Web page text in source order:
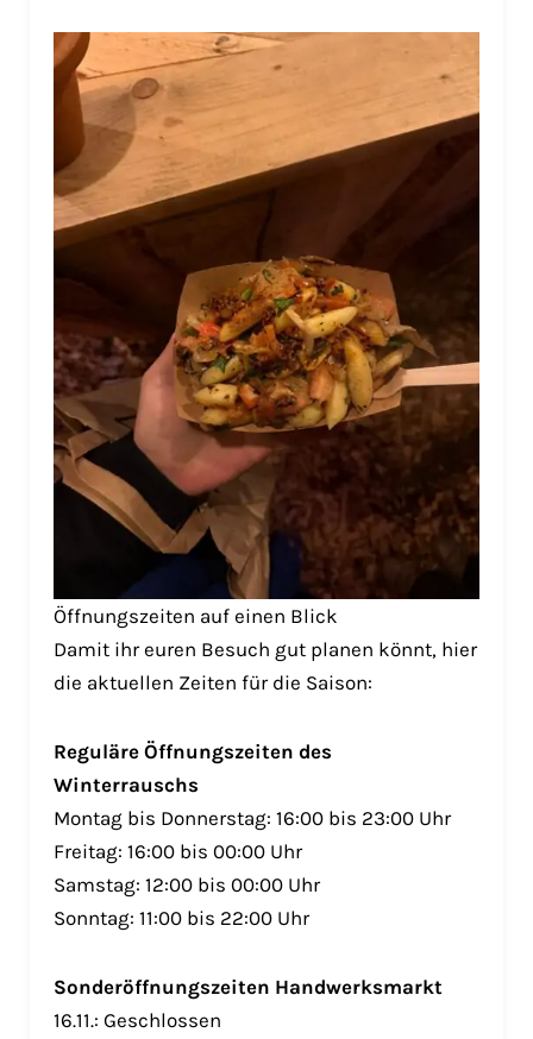
Öffnungszeiten auf einen Blick
Damit ihr euren Besuch gut planen könnt, hier
die aktuellen Zeiten für die Saison:
Reguläre Öffnungszeiten des
Winterrauschs
Montag bis Donnerstag: 16:00 bis 23:00 Uhr
Freitag: 16:00 bis 00:00 Uhr
Samstag: 12:00 bis 00:00 Uhr
Sonntag: 11:00 bis 22:00 Uhr
Sonderöffnungszeiten Handwerksmarkt
16.11.: Geschlossen